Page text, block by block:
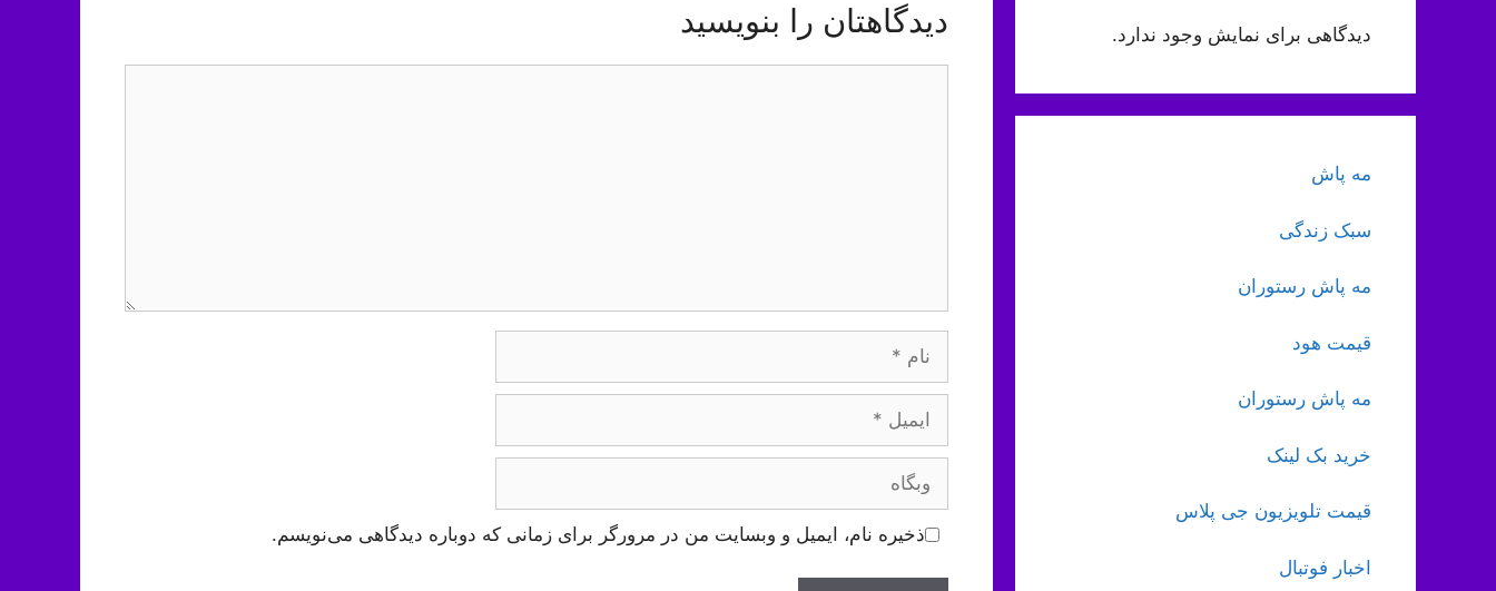
دیدگاهتان را بنویسید
ایمیل
وبگاه
ذخیره نام، ایمیل و وبسایت من در مرورگر برای زمانی که دوباره دیدگاهی می‌نویسم.
دیدگاهی برای نمایش وجود ندارد.
مه پاش
سبک زندگی
مه پاش رستوران
قیمت هود
مه پاش رستوران
خرید بک لینک
قیمت تلویزیون جی پلاس
اخبار فوتبال